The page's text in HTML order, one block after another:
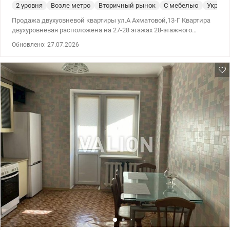
2 уровня Возле метро Вторичный рынок С мебелью
Продажа двухуовневой квартиры ул.А Ахматовой,13-Г Квартира
двухуровневая расположена на 27-28 этажах 28-этажного
кухня 17 кв.м. Высота потолков на втором уровне 3 м. На 1-м
на застекленный балкон; - видовой столовой, в которой
установлен дровяной камин; - большой гостиной; - санузлом с
душевой. На 2-м уровне три отдельные комнаты: спальня,
детская, кабинет и санузел с двухместной круглой
гидромассажной ванной. Сделан авторский ремонт –
декоративная штукатурка, камень и дерево в декоре.
Установлен теплый пол на кухне, столовой и санузлах. Квартира
оснащена дорогой брендовой техникой (варочная поверхность,
микроволновая печь и духовка Miele Side-by-Side; холодильник
Liebherr; телевизор и домашний кинотеатр Pioneer; стиральная
машина) Квартира под охраной. Продажа со всей техникой и
мебелью. Безусловной изюминкой квартиры является большая
открытая терраса. Удобная транспортная развязка: до станции
метро Позняки – 12 мин. пешком, рядом остановки
общественного транспорта на метро Харьковскую,
Бориспольскую, Левобережную, Черниговскую, Дарницкий
вокзал и на Правый берег. Развита инфраструктура: в пешей
Обновлено: 27.07.2026